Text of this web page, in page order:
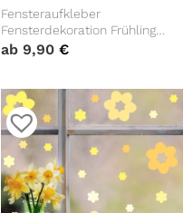
Fensteraufkleber
Fensterdekoration Frühling
Schmetterlinge Blumen Hasen,
Osterdeko
ab 9,90 €